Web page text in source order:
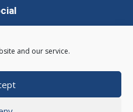
and our service.